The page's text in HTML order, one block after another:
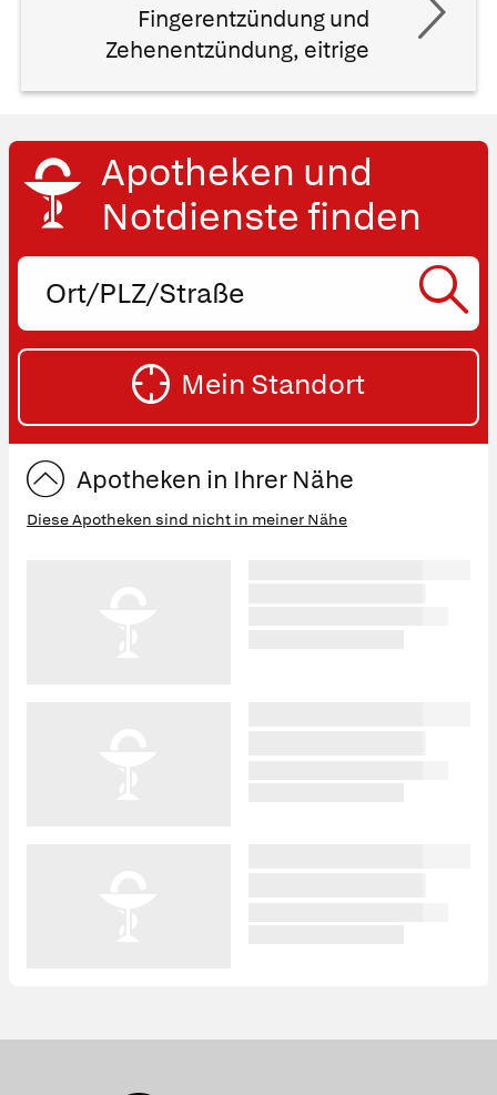
Fingerentzündung und
Zehenentzündung, eitrige
Apotheken und
Notdienste finden
Ort,
oder
Straße
Mein Standort
Apotheken in Ihrer Nähe
Diese Apotheken sind nicht in meiner Nähe